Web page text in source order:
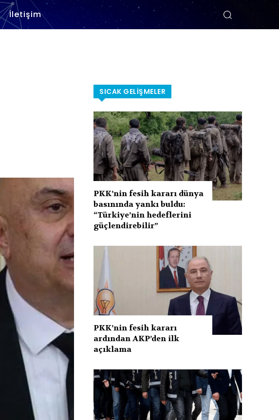
İletişim
SICAK GELIŞMELER
PKK’nin fesih kararı dünya
basınında yankı buldu:
“Türkiye’nin hedeflerini
güçlendirebilir”
PKK’nin fesih kararı
ardından AKP’den ilk
açıklama